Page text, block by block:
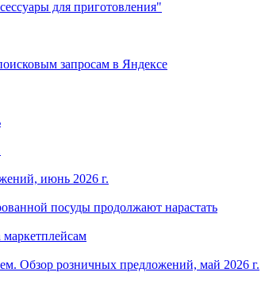
для приготовления"
запросам в Яндексе
июнь 2026 г.
посуды продолжают нарастать
Обзор розничных предложений, май 2026 г.